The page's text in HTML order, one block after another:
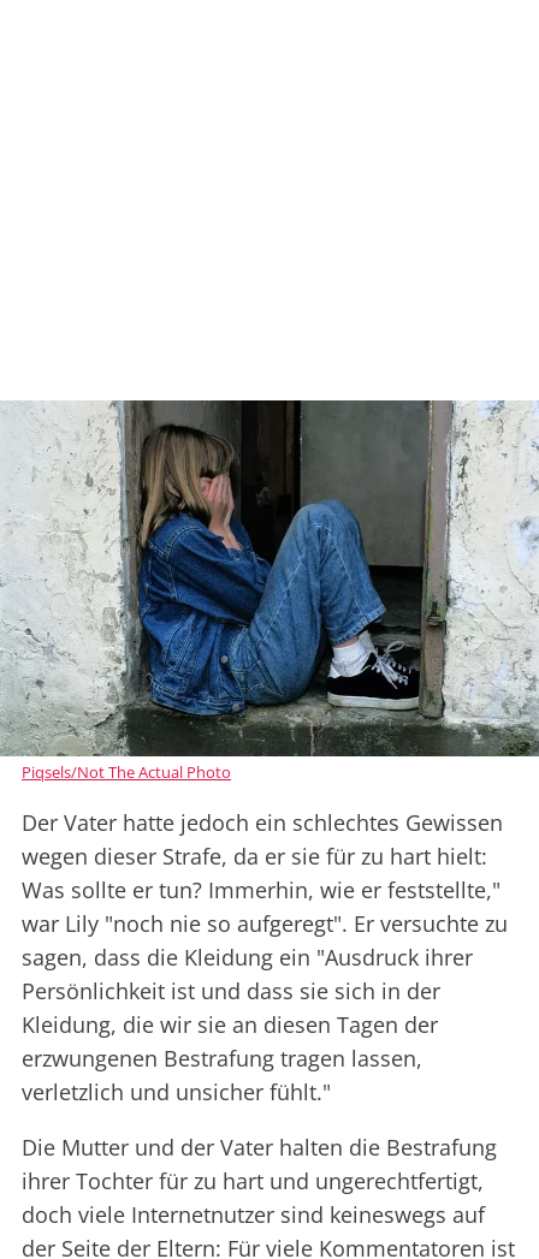
Piqsels/Not The Actual Photo
Der Vater hatte jedoch ein schlechtes Gewissen
wegen dieser Strafe, da er sie für zu hart hielt:
Was sollte er tun? Immerhin, wie er feststellte,"
war Lily "noch nie so aufgeregt". Er versuchte zu
sagen, dass die Kleidung ein "Ausdruck ihrer
Persönlichkeit ist und dass sie sich in der
Kleidung, die wir sie an diesen Tagen der
erzwungenen Bestrafung tragen lassen,
verletzlich und unsicher fühlt."
Die Mutter und der Vater halten die Bestrafung
ihrer Tochter für zu hart und ungerechtfertigt,
doch viele Internetnutzer sind keineswegs auf
der Seite der Eltern: Für viele Kommentatoren ist